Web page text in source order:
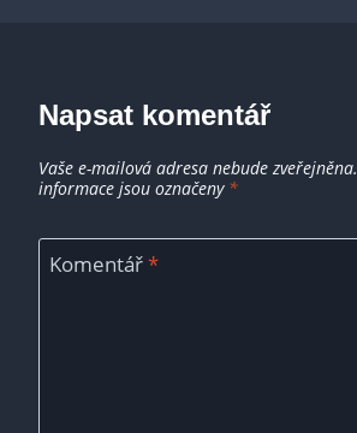
Napsat komentář
Vaše e-mailová adresa nebude zveřejněna.
informace jsou označeny *
Komentář*